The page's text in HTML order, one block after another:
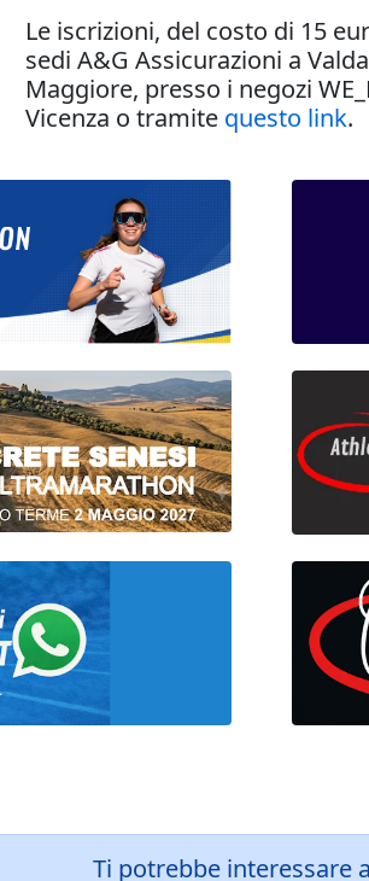
Le iscrizioni, del costo di 15
sedi A&G Assicurazioni a
Maggiore, presso i negozi
Vicenza o tramite questo link.
Ti potrebbe interessare